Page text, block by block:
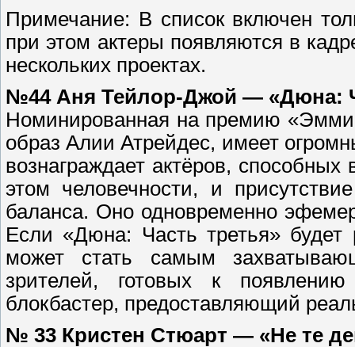
Примечание: В список включен
при этом актеры появляются в
нескольких проектах.
№44 Аня Тейлор-Джой — «Дюна:
Номинированная на премию
образ Алии Атрейдес, имеет
вознаграждает актёров,
этом человечности, и
баланса. Оно одновременно
Если «Дюна: Часть третья» будет
может стать самым
зрителей, готовых к
блокбастер, предоставляющий
№ 33 Кристен Стюарт — «Не те